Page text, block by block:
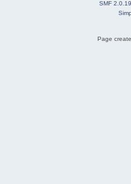
SMF 2.0.19
Page